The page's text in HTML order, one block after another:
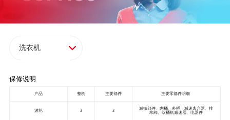
保修说明
产品 整机 主要部件 主要零部件明细
波轮 3 3
减振部件、内桶、外桶、减速离合器、排
水阀、双桶机减速器、电器件